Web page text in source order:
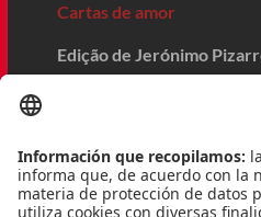
Cartas de amor
Edição de Jerónimo
Fernanda Pessoa, poucos
vida Pessoa se apaixonou
misteriosa, Madge